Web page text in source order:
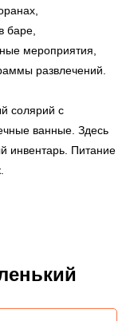
баре,
мероприятия,
развлечений.
солярий с
ванные. Здесь
инвентарь. Питание